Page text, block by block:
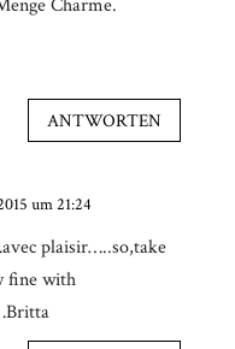
Charme.
ANTWORTEN
um 21:24
plaisir…..so,take
fine with